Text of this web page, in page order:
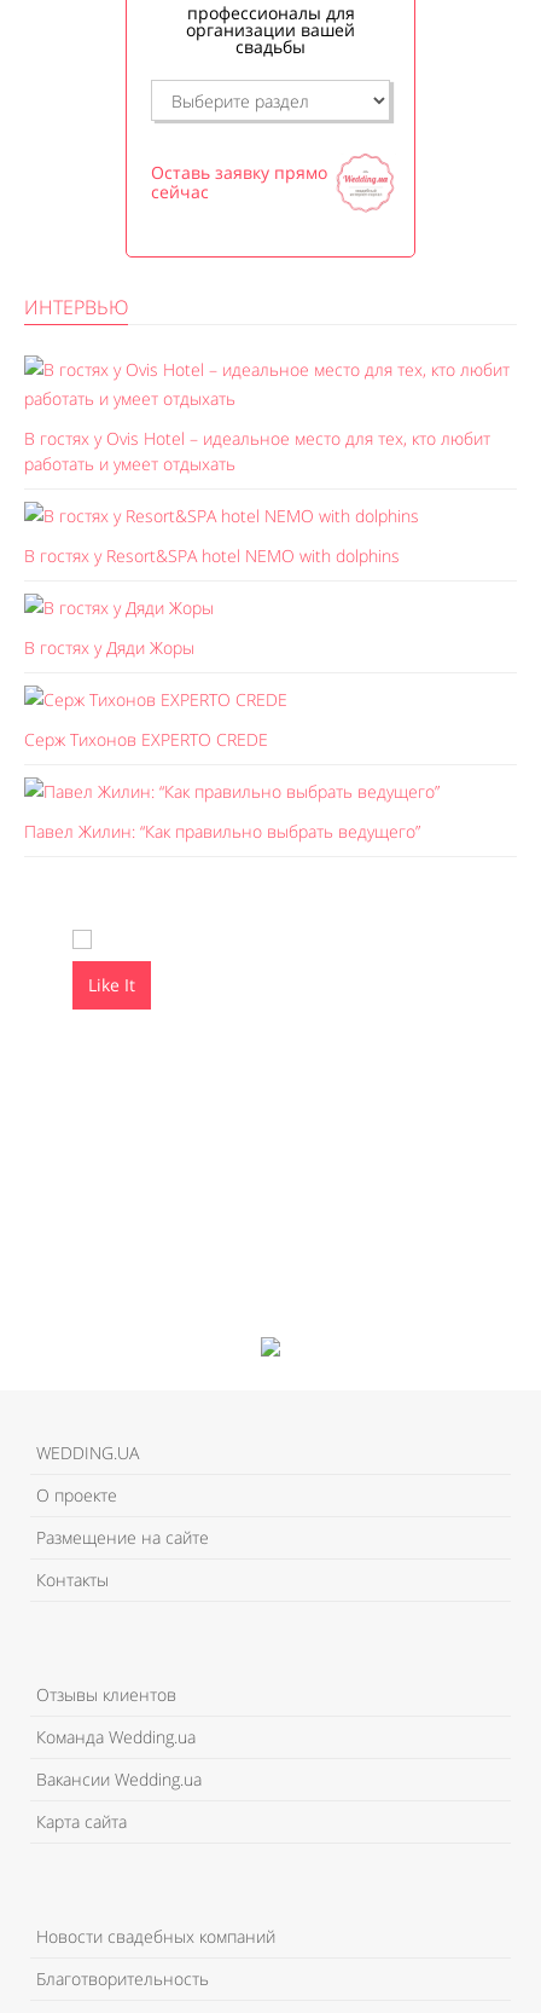
профессионалы для
организации вашей
свадьбы
Оставь заявку прямо
сейчас
ИНТЕРВЬЮ
В гостях у Ovis Hotel – идеальное место для тех, кто любит
работать и умеет отдыхать
В гостях у Resort&SPA hotel NEMO with dolphins
В гостях у Дяди Жоры
Серж Тихонов EXPERTO CREDE
Павел Жилин: “Как правильно выбрать ведущего”
Like It
WEDDING.UA
О проекте
Размещение на сайте
Контакты
Отзывы клиентов
Команда Wedding.ua
Вакансии Wedding.ua
Карта сайта
Новости свадебных компаний
Благотворительность